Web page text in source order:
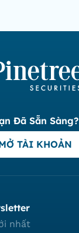
Đã Sẵn Sàng?
TÀI KHOẢN
nhất